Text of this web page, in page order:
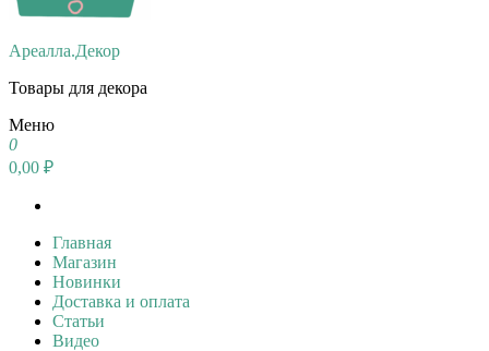
Ареалла.Декор
Товары для декора
Меню
0
0,00 ₽
Главная
Магазин
Новинки
Доставка и оплата
Статьи
Видео